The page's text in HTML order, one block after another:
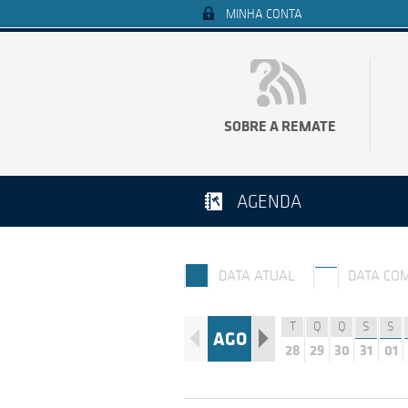
MINHA CONTA
SOBRE A REMATE
AGENDA
DATA ATUAL DATA
AGO T
28
Q
29
Q
30
S
31
S
01
27 28 29 30 31